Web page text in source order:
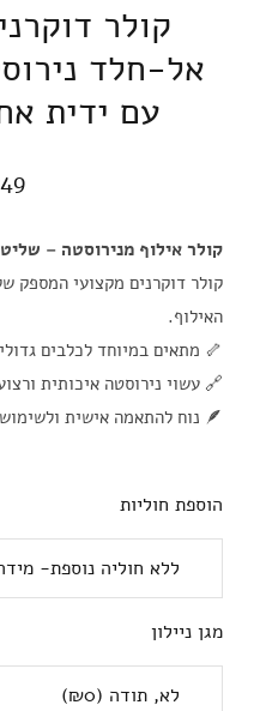
עם ידית
קולר אילוף מנירוסטה –
קולר דוקרנים מקצועי המספק
האילוף.
🦴 מתאים במיוחד לכלבים
🔗 עשוי נירוסטה איכותית
🪶 נוח להתאמה אישית ולשימוש יומיומי
הוספת חוליות
מגן ניילון